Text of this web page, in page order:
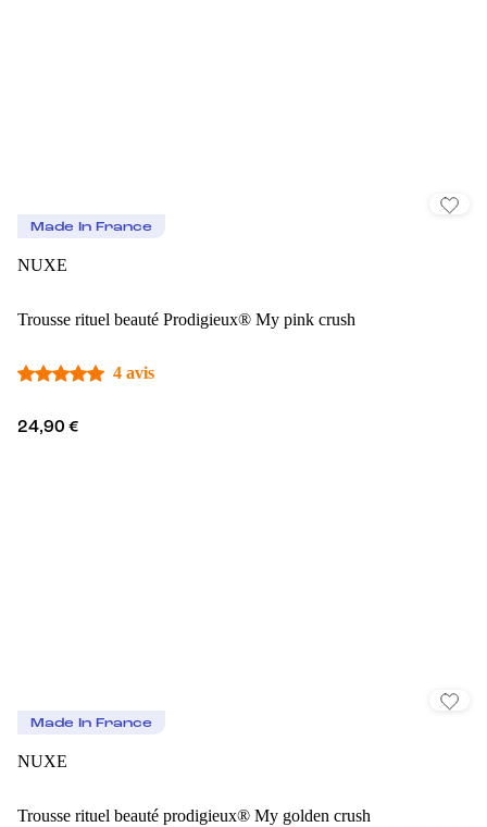
Made In France
NUXE
Trousse rituel beauté Prodigieux® My pink crush
4 avis
24,90 €
Made In France
NUXE
Trousse rituel beauté prodigieux® My golden crush